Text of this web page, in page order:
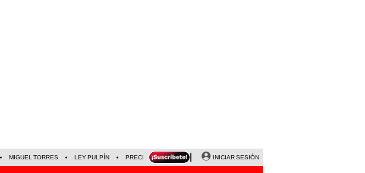
MIGUEL TORRES LEY PULPÍN PRECIO DEL DÓLAR CORTE DE LUZ VIERNES 7 DE AGOSTO
INICIAR SESIÓN